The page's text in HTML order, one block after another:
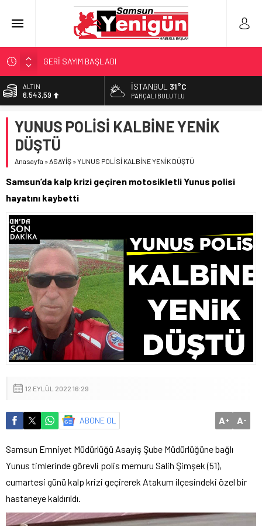
GERİ SAYIM BAŞLADI
SAMSUNSPOR’DA HEDEF 5’İNCİLİK!
‘BAFRA’YA YATIRIM YAPIN!’
YÖNETİCİ SEÇERKEN YAPILAN EN BÜYÜK HATALAR
ALTIN
6.543,59
13.798,82
DOLAR
47,7010
55,0063
İSTANBUL 31°C
PARÇALI BULUTLU
YUNUS POLİSİ KALBİNE YENİK
DÜŞTÜ
Anasayfa »ASAYİŞ »YUNUS POLİSİ KALBİNE YENİK DÜŞTÜ
Samsun’da kalp krizi geçiren motosikletli Yunus polisi
hayatını kaybetti
12 EYLÜL 2022 16:29
ABONE OL A+ A-
Samsun Emniyet Müdürlüğü Asayiş Şube Müdürlüğüne bağlı
Yunus timlerinde görevli polis memuru Salih Şimşek (51),
cumartesi günü kalp krizi geçirerek Atakum ilçesindeki özel bir
hastaneye kaldırıldı.